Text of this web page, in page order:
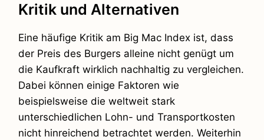
Kritik und Alternativen
Eine häufige Kritik am Big Mac Index ist, dass
der Preis des Burgers alleine nicht genügt um
die Kaufkraft wirklich nachhaltig zu vergleichen.
Dabei können einige Faktoren wie
beispielsweise die weltweit stark
unterschiedlichen Lohn- und Transportkosten
nicht hinreichend betrachtet werden. Weiterhin